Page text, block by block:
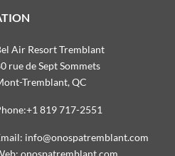
Air Resort Tremblant
rue de Sept Sommets
Tremblant, QC
819 717-2551
info@onospatremblant.com
onospatremblant.com